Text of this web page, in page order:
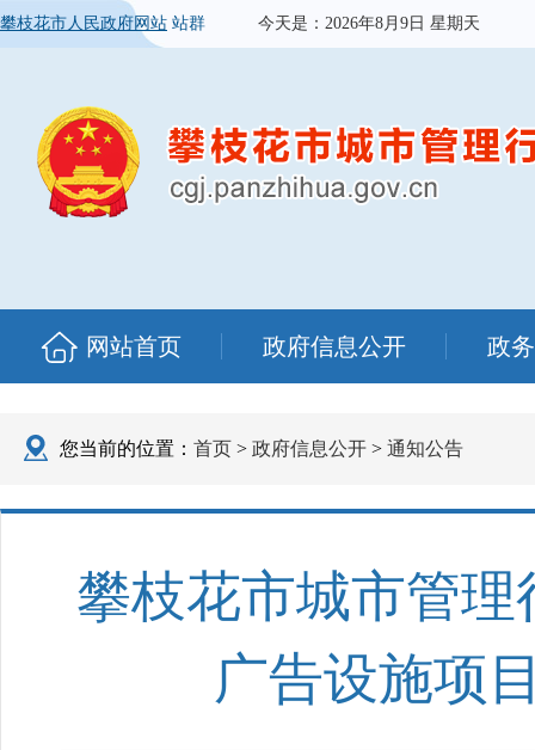
攀枝花市人民政府网站 站群 今天是： 2026年8月9日 星期天
网站首页 政府信息公开 政
您当前的位置： 首页 > 政府信息公开 > 通知公告
攀枝花市城市管
广告设施项